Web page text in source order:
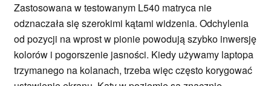
Zastosowana w testowanym L540 matryca nie
odznaczała się szerokimi kątami widzenia. Odchylenia
od pozycji na wprost w pionie powodują szybko inwersję
kolorów i pogorszenie jasności. Kiedy używamy laptopa
trzymanego na kolanach, trzeba więc często korygować